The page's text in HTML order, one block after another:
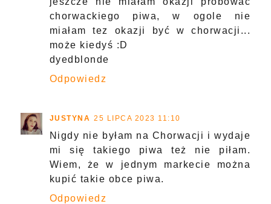
chorwackiego piwa, w ogole nie
miałam tez okazji być w chorwacji...
może kiedyś :D
dyedblonde
Odpowiedz
JUSTYNA 25 LIPCA 2023 11:10
Nigdy nie byłam na Chorwacji i wydaje
mi się takiego piwa też nie piłam.
Wiem, że w jednym markecie można
kupić takie obce piwa.
Odpowiedz